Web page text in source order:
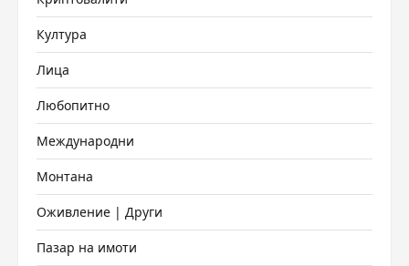
Култура
Лица
Любопитно
Международни
Монтана
Оживление | Други
Пазар на имоти